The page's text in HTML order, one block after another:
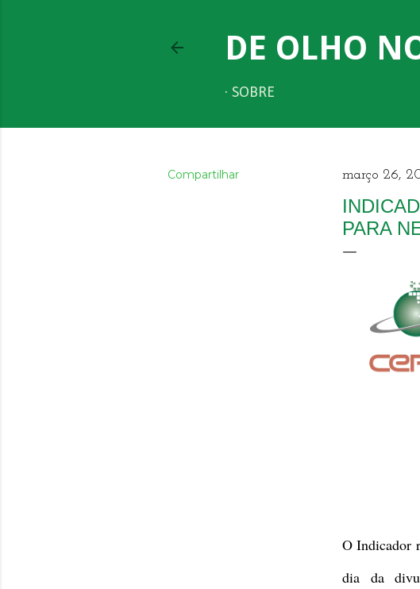
DE OLHO
SOBRE
Compartilhar março 26,
PARA
O Indicador
dia da